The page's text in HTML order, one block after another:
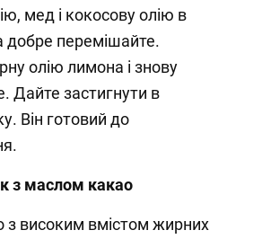
мед і кокосову олію в
добре перемішайте.
олію лимона і знову
Дайте застигнути в
Він готовий до
з маслом какао
з високим вмістом жирних